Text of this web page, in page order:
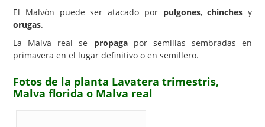
El Malvón puede ser atacado por pulgones,chinches y
orugas.
La Malva real se propagapor semillas sembradas en
primavera en el lugar definitivo o en semillero.
Fotos de la planta Lavatera trimestris,
Malva florida o Malva real